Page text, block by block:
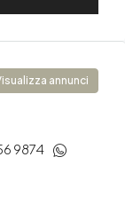
annunci
9874